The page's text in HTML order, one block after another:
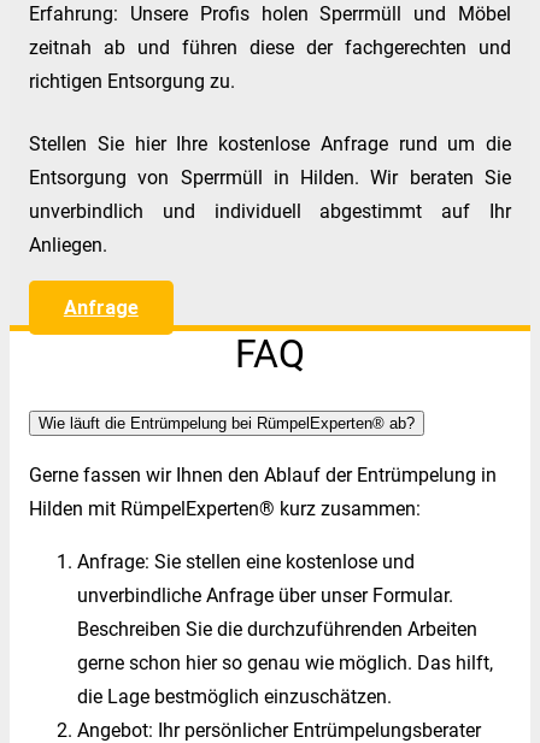
Erfahrung: Unsere Profis holen Sperrmüll und Möbel
zeitnah ab und führen diese der fachgerechten und
richtigen Entsorgung zu.
Stellen Sie hier Ihre kostenlose Anfrage rund um die
Entsorgung von Sperrmüll in Hilden. Wir beraten Sie
unverbindlich und individuell abgestimmt auf Ihr
Anliegen.
Anfrage
FAQ
Wie läuft die Entrümpelung bei RümpelExperten® ab?
Gerne fassen wir Ihnen den Ablauf der Entrümpelung in
Hilden mit RümpelExperten® kurz zusammen:
Anfrage: Sie stellen eine kostenlose und
unverbindliche Anfrage über unser Formular.
Beschreiben Sie die durchzuführenden Arbeiten
gerne schon hier so genau wie möglich. Das hilft,
die Lage bestmöglich einzuschätzen.
Angebot: Ihr persönlicher Entrümpelungsberater